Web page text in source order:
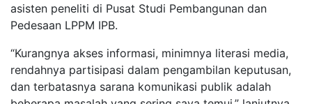
asisten peneliti di Pusat Studi Pembangunan dan
Pedesaan LPPM IPB.
“Kurangnya akses informasi, minimnya literasi media,
rendahnya partisipasi dalam pengambilan keputusan,
dan terbatasnya sarana komunikasi publik adalah